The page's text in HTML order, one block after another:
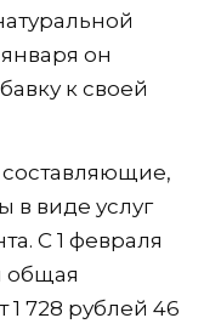
он
к своей
в виде услуг
С 1 февраля
общая
1 728 рублей 46